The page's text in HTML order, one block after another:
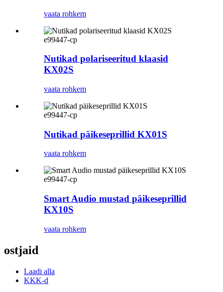
vaata rohkem
e99447-cp
Nutikad polariseeritud klaasid
KX02S
vaata rohkem
e99447-cp
Nutikad päikeseprillid KX01S
vaata rohkem
e99447-cp
Smart Audio mustad päikeseprillid
KX10S
vaata rohkem
ostjaid
Laadi alla
KKK-d